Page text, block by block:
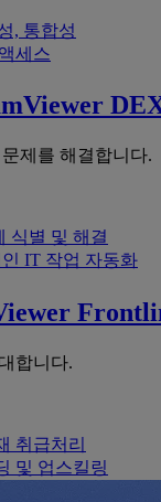
, 통합성
세스
제를 해결합니다.
식별 및 해결
IT 작업 자동화
합니다.
취급처리
및 업스킬링